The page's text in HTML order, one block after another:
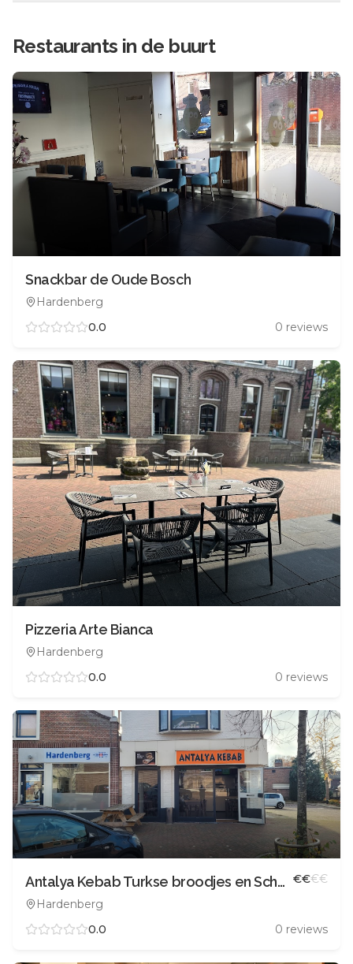
Restaurants in de buurt
Snackbar de Oude Bosch
Hardenberg
0.0
0 reviews
Pizzeria Arte Bianca
Hardenberg
0.0
0 reviews
Antalya Kebab Turkse broodjes en Schotels
Hardenberg
€€€€
0.0 0 reviews